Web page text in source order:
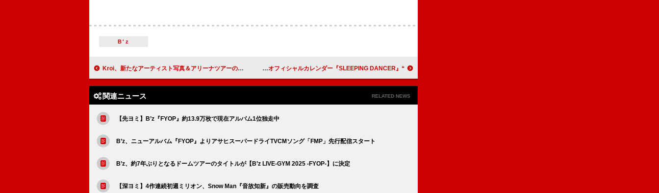
B'z
Kroi、新たなアーティスト写真＆アリーナツアーのキービジュアルを公開 “平手友梨奈の在ったかもしれない1日”がコンセプト、ソロ初のオフィシャルカレンダー『SLEEPING DANCER』
関連ニュース RELATED NEWS
【先ヨミ】B’z『FYOP』約13.9万枚で現在アルバム1位独走中
B’z、ニューアルバム『FYOP』よりアサヒスーパードライTVCMソング「FMP」先行配信スタート
B’z、約7年ぶりとなるドームツアーのタイトルが【B’z LIVE-GYM 2025 -FYOP-】に決定
【深ヨミ】4作連続初週ミリオン、Snow Man『音故知新』の販売動向を調査